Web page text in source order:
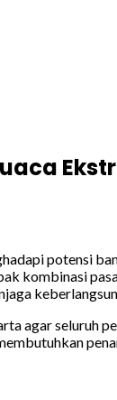
potensi
kombinasi
agar